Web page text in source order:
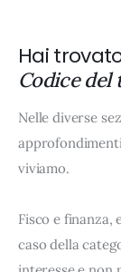
Hai
Codice del
Nelle diverse
viviamo.
Fisco e finanza,
caso della